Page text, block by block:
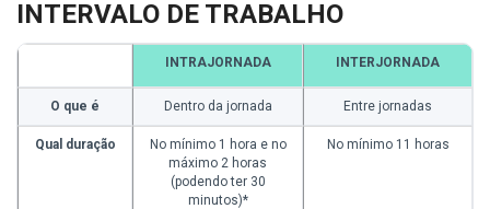
INTERVALO DE TRABALHO
INTRAJORNADA INTERJORNADA
O que é Dentro da jornada Entre jornadas
Qual duração
No mínimo 1 hora e no
máximo 2 horas
(podendo ter 30
minutos)*
No mínimo 11 horas